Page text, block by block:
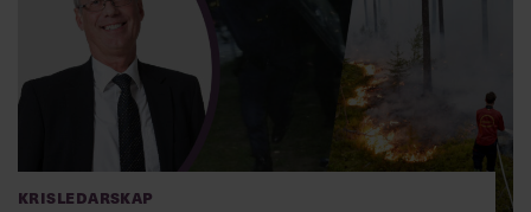
Krisledarskap